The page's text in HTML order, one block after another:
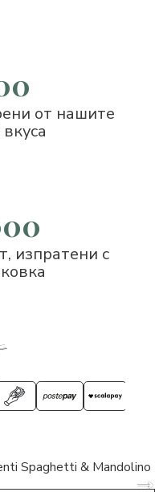
от нашите
изпратени с
Spaghetti & Mandolino
5/5